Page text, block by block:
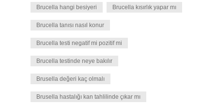
Brucella hangi besiyeri Brucella kısırlık yapar mı
Brucella tanısı nasıl konur
Brucella testi negatif mi pozitif mi
Brucella testinde neye bakılır
Brusella değeri kaç olmalı
Brusella hastalığı kan tahlilinde çıkar mı